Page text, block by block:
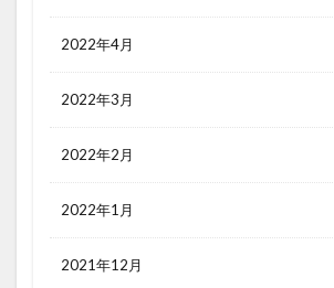
2022年4月
2022年3月
2022年2月
2022年1月
2021年12月